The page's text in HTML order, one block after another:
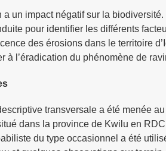
a un impact négatif sur la
pour identifier les différents
des érosions dans le territoire
à l’éradication du phénomène de
transversale a été menée
dans la province de Kwilu en
du type occasionnel a été